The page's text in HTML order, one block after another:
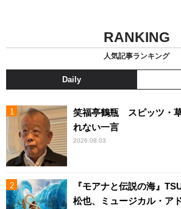
RANKING
人気記事ランキング
Daily
笑福亭鶴瓶 スピッツ・
れない一言
2026.08.03
『モアナと伝説の海』
松也、ミュージカル・ア